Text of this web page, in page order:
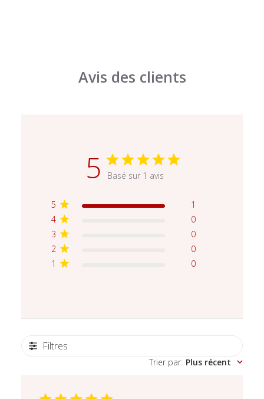
Avis des clients
5 Basé sur 1 avis
5
1
4
0
3
0
2
0
1
0
Filtres
Trier par: Plus récent